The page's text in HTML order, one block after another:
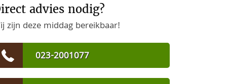
advies nodig?
zijn deze middag bereikbaar!
023-2001077